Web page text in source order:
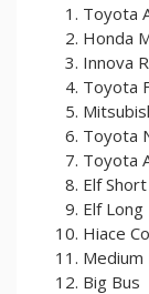
Toyota
Honda
Innova
Toyota
Toyota
Toyota
Elf Short
Elf Long
Hiace
Medium
Big Bus